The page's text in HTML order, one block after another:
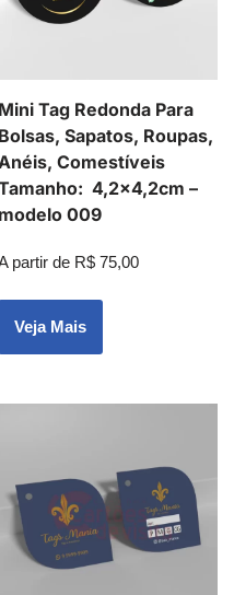
Mini Tag Redonda Para
Bolsas, Sapatos, Roupas,
Comestíveis
4,2×4,2cm –
modelo 009
partir de R$ 75,00
Veja Mais